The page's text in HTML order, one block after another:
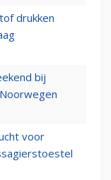
drukken
bij
voor